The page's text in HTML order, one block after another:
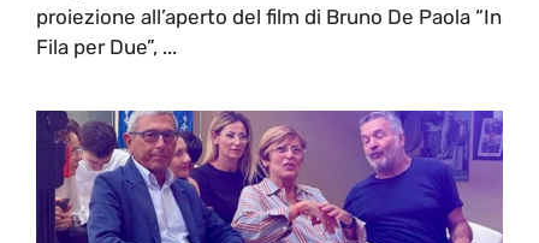
proiezione all’aperto del film di Bruno De Paola “In
Fila per Due”, ...